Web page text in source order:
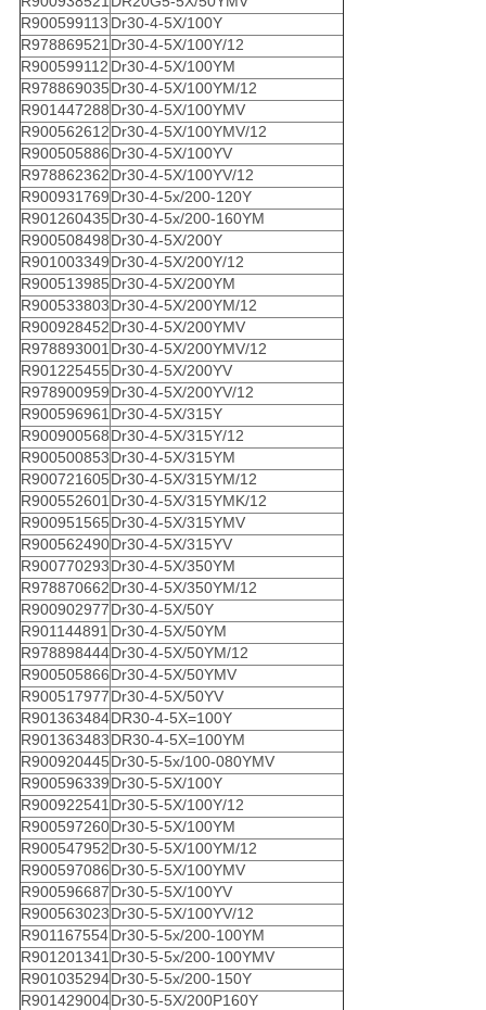
R900599113 Dr30-4-5X/100Y
R978869521 Dr30-4-5X/100Y/12
R900599112 Dr30-4-5X/100YM
R978869035Dr30-4-5X/100YM/12
R901447288Dr30-4-5X/100YMV
R900562612Dr30-4-5X/100YMV/12
R900505886Dr30-4-5X/100YV
R978862362Dr30-4-5X/100YV/12
R900931769Dr30-4-5x/200-120Y
R901260435Dr30-4-5x/200-160YM
R900508498Dr30-4-5X/200Y
R901003349Dr30-4-5X/200Y/12
R900513985Dr30-4-5X/200YM
R900533803Dr30-4-5X/200YM/12
R900928452Dr30-4-5X/200YMV
R978893001 Dr30-4-5X/200YMV/12
R901225455Dr30-4-5X/200YV
R978900959Dr30-4-5X/200YV/12
R900596961 Dr30-4-5X/315Y
R900900568Dr30-4-5X/315Y/12
R900500853Dr30-4-5X/315YM
R900721605Dr30-4-5X/315YM/12
R900552601 Dr30-4-5X/315YMK/12
R900951565Dr30-4-5X/315YMV
R900562490Dr30-4-5X/315YV
R900770293Dr30-4-5X/350YM
R978870662Dr30-4-5X/350YM/12
R900902977Dr30-4-5X/50Y
R901144891 Dr30-4-5X/50YM
R978898444Dr30-4-5X/50YM/12
R900505866Dr30-4-5X/50YMV
R900517977Dr30-4-5X/50YV
R901363484DR30-4-5X=100Y
R901363483DR30-4-5X=100YM
R900920445Dr30-5-5x/100-080YMV
R900596339Dr30-5-5X/100Y
R900922541 Dr30-5-5X/100Y/12
R900597260Dr30-5-5X/100YM
R900547952Dr30-5-5X/100YM/12
R900597086Dr30-5-5X/100YMV
R900596687Dr30-5-5X/100YV
R900563023Dr30-5-5X/100YV/12
R901167554Dr30-5-5x/200-100YM
R901201341 Dr30-5-5x/200-100YMV
R901035294Dr30-5-5x/200-150Y
R901429004Dr30-5-5X/200P160Y